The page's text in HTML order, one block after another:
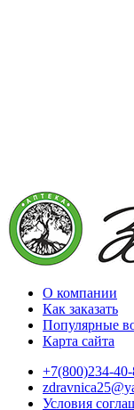
О компании
Как заказать
Популярные
Карта сайта
+7(800)234-
Условия